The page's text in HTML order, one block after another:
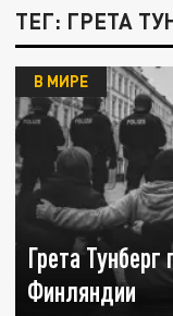
ТЕГ: ГРЕТА
Грета
Финляндии
В МИРЕ